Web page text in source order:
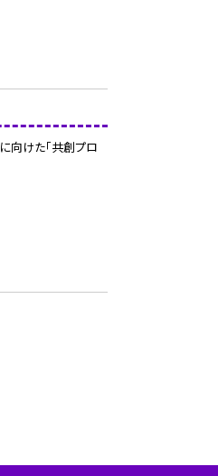
向けた「共創プロ